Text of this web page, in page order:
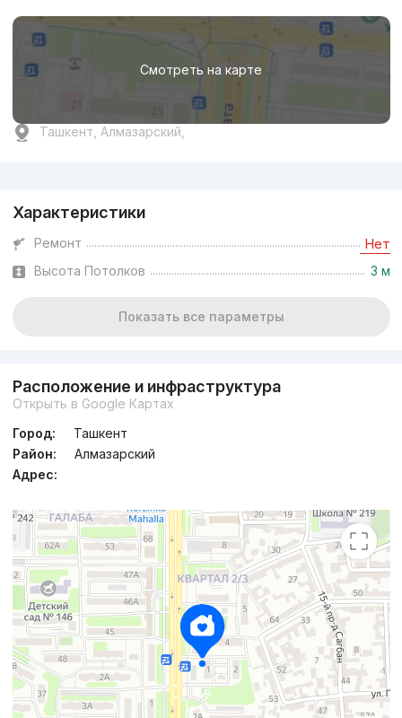
Смотреть на карте
Ташкент, Алмазарский,
Характеристики
Ремонт Нет
Высота Потолков 3 м
Показать все параметры
Расположение и инфраструктура
Открыть в Google Картах
Город:
Ташкент
Район:
Алмазарский
Адрес: